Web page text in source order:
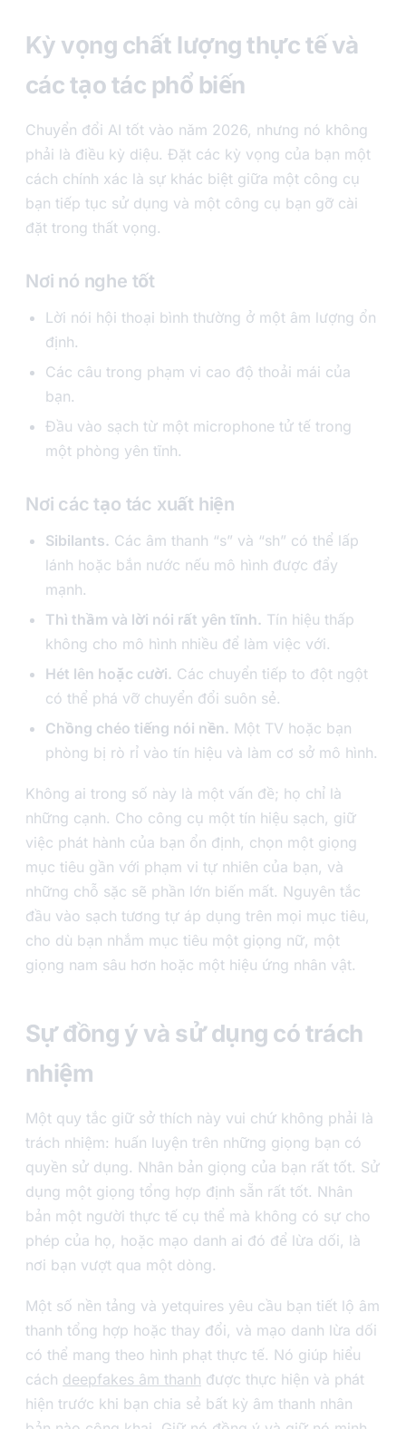
Kỳ vọng chất lượng thực tế và
các tạo tác phổ biến
Chuyển đổi AI tốt vào năm 2026, nhưng nó không
phải là điều kỳ diệu. Đặt các kỳ vọng của bạn một
cách chính xác là sự khác biệt giữa một công cụ
bạn tiếp tục sử dụng và một công cụ bạn gỡ cài
đặt trong thất vọng.
Nơi nó nghe tốt
Lời nói hội thoại bình thường ở một âm lượng ổn
định.
Các câu trong phạm vi cao độ thoải mái của
bạn.
Đầu vào sạch từ một microphone tử tế trong
một phòng yên tĩnh.
Nơi các tạo tác xuất hiện
Sibilants. Các âm thanh “s” và “sh” có thể lấp
lánh hoặc bắn nước nếu mô hình được đẩy
mạnh.
Thì thầm và lời nói rất yên tĩnh. Tín hiệu thấp
không cho mô hình nhiều để làm việc với.
Hét lên hoặc cười. Các chuyển tiếp to đột ngột
có thể phá vỡ chuyển đổi suôn sẻ.
Chồng chéo tiếng nói nền. Một TV hoặc bạn
phòng bị rò rỉ vào tín hiệu và làm cơ sở mô hình.
Không ai trong số này là một vấn đề; họ chỉ là
những cạnh. Cho công cụ một tín hiệu sạch, giữ
việc phát hành của bạn ổn định, chọn một giọng
mục tiêu gần với phạm vi tự nhiên của bạn, và
những chỗ sặc sẽ phần lớn biến mất. Nguyên tắc
đầu vào sạch tương tự áp dụng trên mọi mục tiêu,
cho dù bạn nhắm mục tiêu một giọng nữ, một
giọng nam sâu hơn hoặc một hiệu ứng nhân vật.
Sự đồng ý và sử dụng có trách
nhiệm
Một quy tắc giữ sở thích này vui chứ không phải là
trách nhiệm: huấn luyện trên những giọng bạn có
quyền sử dụng. Nhân bản giọng của bạn rất tốt. Sử
dụng một giọng tổng hợp định sẵn rất tốt. Nhân
bản một người thực tế cụ thể mà không có sự cho
phép của họ, hoặc mạo danh ai đó để lừa dối, là
nơi bạn vượt qua một dòng.
Một số nền tảng và yetquires yêu cầu bạn tiết lộ âm
thanh tổng hợp hoặc thay đổi, và mạo danh lừa dối
có thể mang theo hình phạt thực tế. Nó giúp hiểu
cách deepfakes âm thanh được thực hiện và phát
hiện trước khi bạn chia sẻ bất kỳ âm thanh nhân